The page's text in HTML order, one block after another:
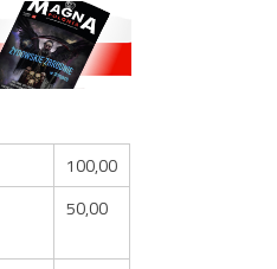
100,00
50,00